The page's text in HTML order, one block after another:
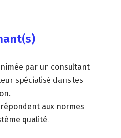
par un consultant
spécialisé dans les
aux normes
qualité.